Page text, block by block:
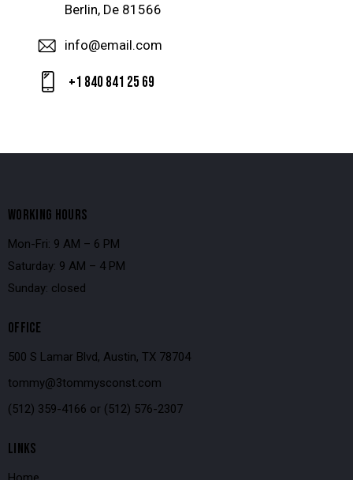
Berlin, De 81566
info@email.com
+1 840 841 25 69
WORKING HOURS
Mon-Fri: 9 AM – 6 PM
Saturday: 9 AM – 4 PM
Sunday: closed
OFFICE
500 S Lamar Blvd, Austin, TX 78704
tommy@3tommysconst.com
(512) 359-4166 or (512) 576-2307
LINKS